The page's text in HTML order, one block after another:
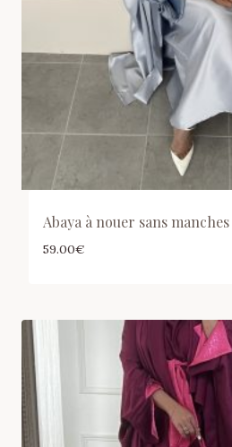
Abaya à nouer sans
59.00€